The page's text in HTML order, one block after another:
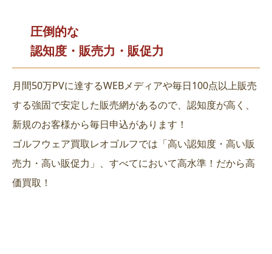
圧倒的な
認知度・販売力・販促力
月間50万PVに達するWEBメディアや毎日100点以上販売
する強固で安定した販売網があるので、認知度が高く、
新規のお客様から毎日申込があります！
ゴルフウェア買取レオゴルフでは「高い認知度・高い販
売力・高い販促力」、すべてにおいて高水準！だから高
価買取！